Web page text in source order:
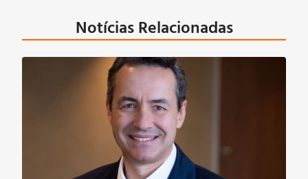
Notícias Relacionadas